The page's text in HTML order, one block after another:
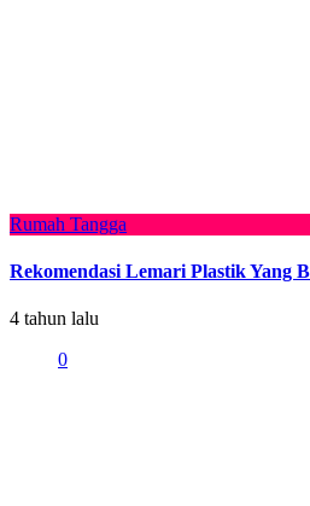
Rumah Tangga
Rekomendasi Lemari Plastik Yang
4 tahun lalu
0